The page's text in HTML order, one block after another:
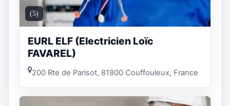
(5)
EURL ELF (Electricien Loïc
FAVAREL)
200 Rte de Parisot, 81800 Couffouleux, France